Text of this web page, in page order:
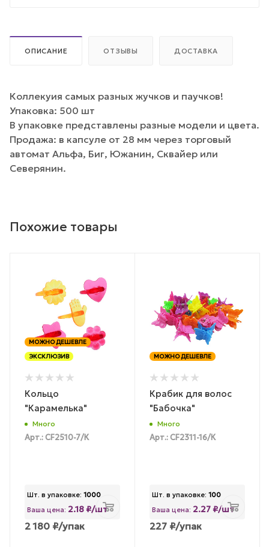
ОПИСАНИЕ ОТЗЫВЫ ДОСТАВКА
Коллекуия самых разных жучков и паучков!
Упаковка: 500 шт
В упаковке представлены разные модели и цвета.
Продажа: в капсуле от 28 мм через торговый
автомат Альфа, Биг, Южанин, Сквайер или
Северянин.
Похожие товары
МОЖНО ДЕШЕВЛЕ
ЭКСКЛЮЗИВ
Кольцо
"Карамелька"
Много
Арт.: CF2510-7/К
Шт. в упаковке: 1000
Ваша цена: 2.18 ₽/шт
2 180 ₽/упак
МОЖНО ДЕШЕВЛЕ
Крабик для волос
"Бабочка"
Много
Арт.: CF2311-16/К
Шт. в упаковке: 100
Ваша цена: 2.27 ₽/шт
227 ₽/упак